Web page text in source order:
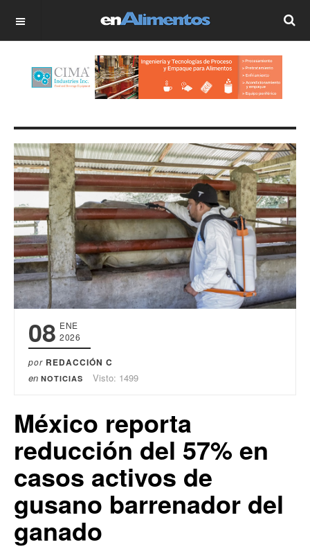
OFF CANVAS
08 ENE
2026
por REDACCIÓN C
en NOTICIAS Visto: 1499
México reporta
reducción del 57% en
casos activos de
gusano barrenador del
ganado